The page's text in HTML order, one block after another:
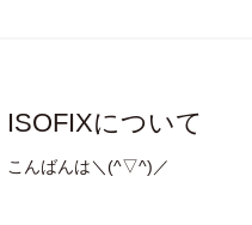
ISOFIXについて
こんばんは＼(^▽^)／